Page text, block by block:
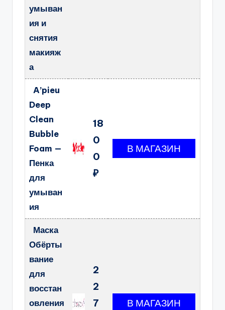
умыван
ия и
снятия
макияж
а
A’pieu
Deep
Clean
Bubble
Foam —
Пенка
для
умыван
ия
18
0
0
₽
Маска
Обёрты
вание
для
восстан
овления
2
2
7